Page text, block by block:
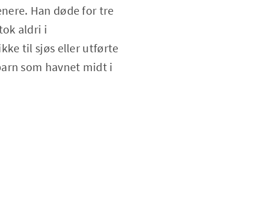
Han døde for tre
aldri i
til sjøs eller utførte
som havnet midt i